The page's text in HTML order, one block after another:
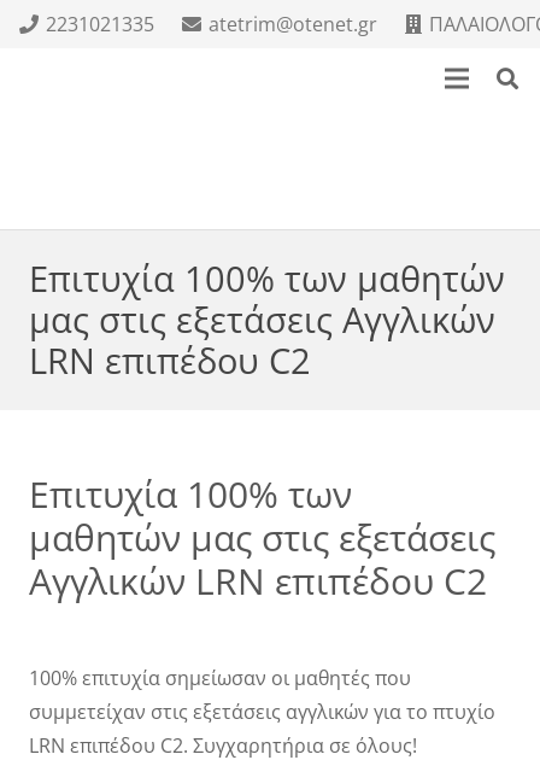
2231021335 atetrim@otenet.gr
Επιτυχία 100% των μαθητών
μας στις εξετάσεις Αγγλικών
LRN επιπέδου C2
Επιτυχία 100% των
μαθητών μας στις εξετάσεις
Αγγλικών LRN επιπέδου C2
100% επιτυχία σημείωσαν οι μαθητές που
συμμετείχαν στις εξετάσεις αγγλικών για το πτυχίο
LRN επιπέδου C2. Συγχαρητήρια σε όλους!